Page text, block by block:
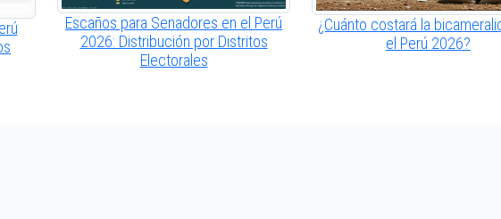
Escaños para Senadores en el Perú
2026: Distribución por Distritos
Electorales
¿Cuánto costará la
el Perú 2026?